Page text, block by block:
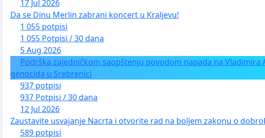
17 Jul 2026
Da se Dinu Merlin zabrani koncert u Kraljevu!
1 055 potpisi
1 055 Potpisi / 30 dana
5 Aug 2026
Podrška zajedničkom saopštenju povodom napada na
genocida u Srebrenici
937 potpisi
937 Potpisi / 30 dana
12 Jul 2026
Zaustavite usvajanje Nacrta i otvorite rad na boljem zakonu o
589 potpisi